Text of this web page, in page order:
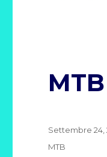
Pubblicato
Settembre 24,
Categorie
MTB